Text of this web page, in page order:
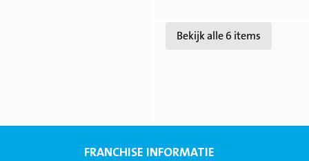
BekijkBekijk alle 6 items
FRANCHISE INFORMATIE